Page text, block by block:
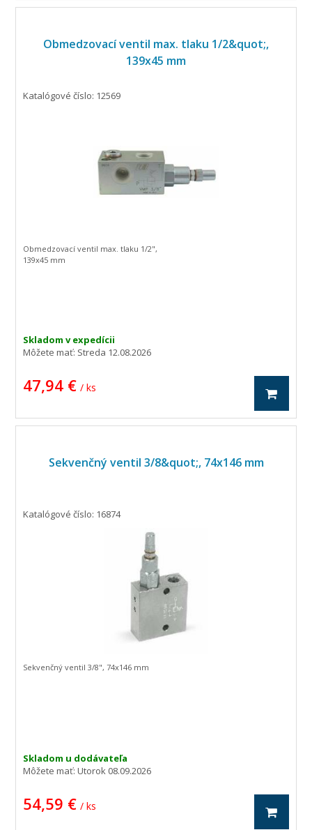
Obmedzovací ventil max. tlaku 1/2&quot;,
139x45 mm
Katalógové číslo: 12569
Skladom v expedícii
Môžete mať: Streda 12.08.2026
47,94 € / ks
Obmedzovací ventil max. tlaku 1/2",
139x45 mm
Sekvenčný ventil 3/8&quot;, 74x146 mm
Katalógové číslo: 16874
Skladom u dodávateľa
Môžete mať:Utorok 08.09.2026
54,59 € / ks
Sekvenčný ventil 3/8", 74x146 mm